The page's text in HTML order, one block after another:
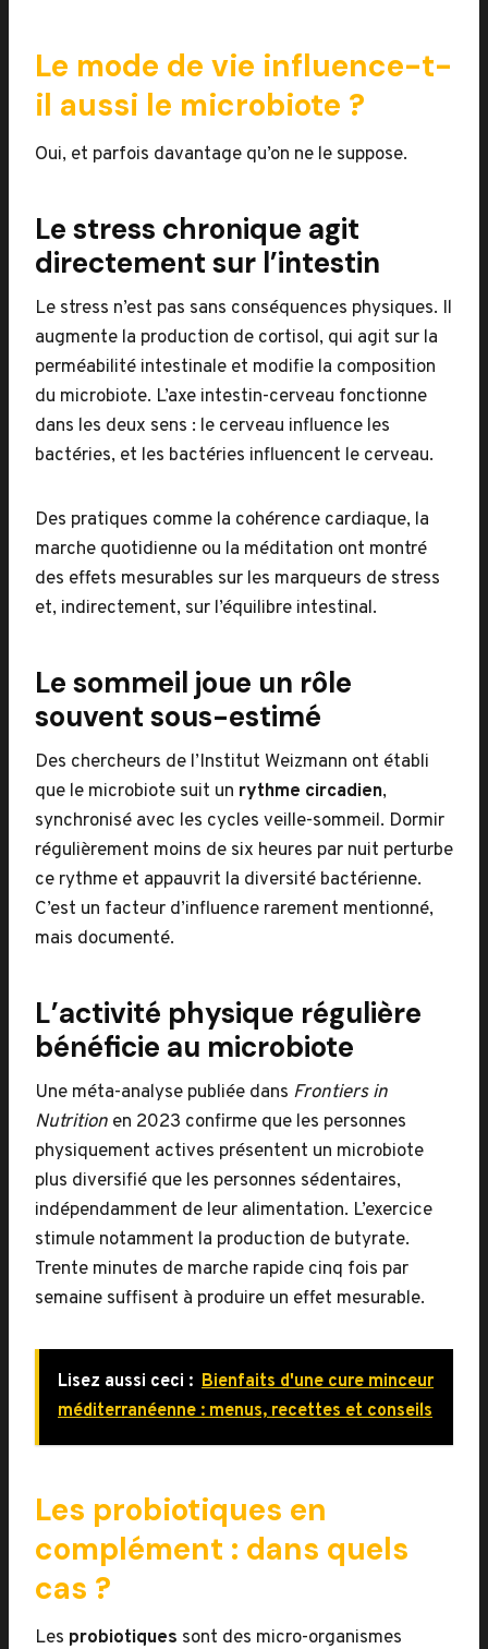
Le mode de vie influence-t-
il aussi le microbiote ?
Oui, et parfois davantage qu’on ne le suppose.
Le stress chronique agit
directement sur l’intestin
Le stress n’est pas sans conséquences physiques. Il
augmente la production de cortisol, qui agit sur la
perméabilité intestinale et modifie la composition
du microbiote. L’axe intestin-cerveau fonctionne
dans les deux sens : le cerveau influence les
bactéries, et les bactéries influencent le cerveau.
Des pratiques comme la cohérence cardiaque, la
marche quotidienne ou la méditation ont montré
des effets mesurables sur les marqueurs de stress
et, indirectement, sur l’équilibre intestinal.
Le sommeil joue un rôle
souvent sous-estimé
Des chercheurs de l’Institut Weizmann ont établi
que le microbiote suit un rythme circadien,
synchronisé avec les cycles veille-sommeil. Dormir
régulièrement moins de six heures par nuit perturbe
ce rythme et appauvrit la diversité bactérienne.
C’est un facteur d’influence rarement mentionné,
mais documenté.
L’activité physique régulière
bénéficie au microbiote
Une méta-analyse publiée dans Frontiers in
Nutrition en 2023 confirme que les personnes
physiquement actives présentent un microbiote
plus diversifié que les personnes sédentaires,
indépendamment de leur alimentation. L’exercice
stimule notamment la production de butyrate.
Trente minutes de marche rapide cinq fois par
semaine suffisent à produire un effet mesurable.
Lisez aussi ceci : Bienfaits d'une cure minceur
méditerranéenne : menus, recettes et conseils
Les probiotiques en
complément : dans quels
cas ?
Les probiotiques sont des micro-organismes